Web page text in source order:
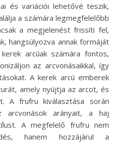
és variációi lehetővé teszik,
a számára legmegfelelőbb
a megjelenést frissíti fel,
hangsúlyozva annak formáját
arcúak számára fontos,
az arcvonásaikkal, így
A kerek arcú emberek
amely nyújtja az arcot, és
A frufru kiválasztása során
arcvonások arányait, a haj
A megfelelő frufru nem
hanem hozzájárul a